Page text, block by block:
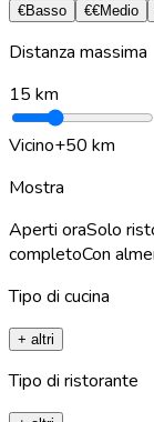
€Basso €€Medio
Distanza massima
15 km
Vicino+50 km
Mostra
Aperti oraSolo
completoCon
Tipo di cucina
+ altri
Tipo di ristorante